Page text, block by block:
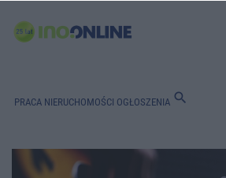
PRACA NIERUCHOMOŚCI OGŁOSZENIA search